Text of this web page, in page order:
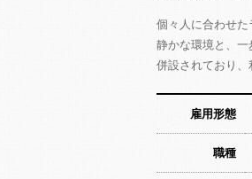
個々人に合わせ
静かな環境と、
併設されており
雇用形態
職種